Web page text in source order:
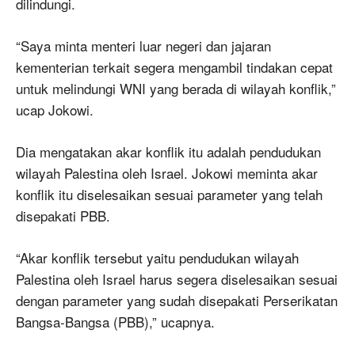
“Saya minta menteri luar negeri dan jajaran
kementerian terkait segera mengambil tindakan cepat
untuk melindungi WNI yang berada di wilayah konflik,”
ucap Jokowi.
Dia mengatakan akar konflik itu adalah pendudukan
wilayah Palestina oleh Israel. Jokowi meminta akar
konflik itu diselesaikan sesuai parameter yang telah
disepakati PBB.
“Akar konflik tersebut yaitu pendudukan wilayah
Palestina oleh Israel harus segera diselesaikan sesuai
dengan parameter yang sudah disepakati Perserikatan
Bangsa-Bangsa (PBB),” ucapnya.